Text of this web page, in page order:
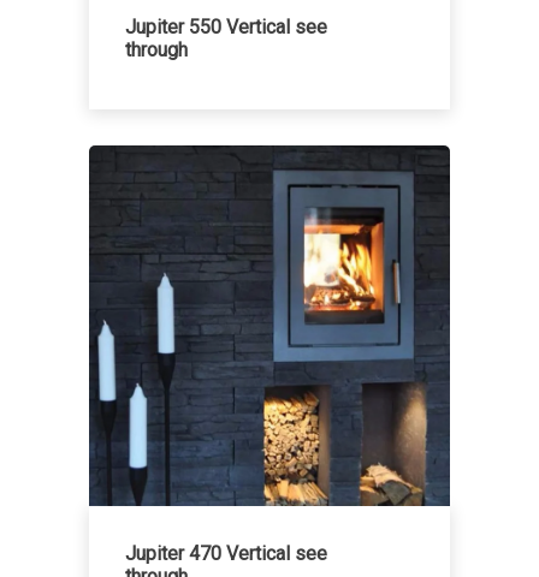
Jupiter 550 Vertical see
through
Jupiter 470 Vertical see